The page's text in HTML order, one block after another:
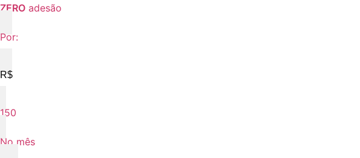
ZERO adesão
Por:
R$
150
No mês